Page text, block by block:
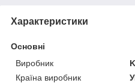
Характеристики
Основні
Виробник
Країна виробник